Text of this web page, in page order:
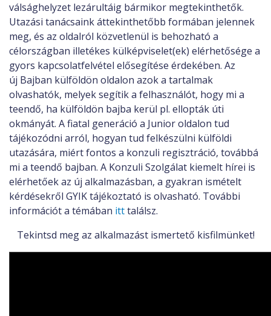
válsághelyzet lezárultáig bármikor megtekinthetők.
Utazási tanácsaink áttekinthetőbb formában jelennek
meg, és az oldalról közvetlenül is behozható a
célországban illetékes külképviselet(ek) elérhetősége a
gyors kapcsolatfelvétel elősegítése érdekében. Az
új Bajban külföldön oldalon azok a tartalmak
olvashatók, melyek segítik a felhasználót, hogy mi a
teendő, ha külföldön bajba kerül pl. ellopták úti
okmányát. A fiatal generáció a Junior oldalon tud
tájékozódni arról, hogyan tud felkészülni külföldi
utazására, miért fontos a konzuli regisztráció, továbbá
mi a teendő bajban. A Konzuli Szolgálat kiemelt hírei is
elérhetőek az új alkalmazásban, a gyakran ismételt
kérdésekről GYIK tájékoztató is olvasható. További
információt a témában itttalálsz.
Tekintsd meg az alkalmazást ismertető kisfilmünket!